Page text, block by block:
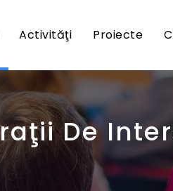
Activităţi Proiecte
De